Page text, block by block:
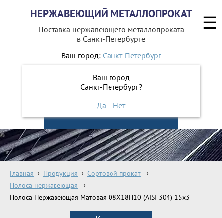
НЕРЖАВЕЮЩИЙ МЕТАЛЛОПРОКАТ
Поставка нержавеющего металлопроката
в Санкт-Петербурге
Ваш город: Санкт-Петербург
Ваш город
Санкт-Петербург?
Да
Нет
+7 (812)642-41-49
+7 (812)642-41-48
Главная Продукция
Сортовой прокат
Полоса нержавеющая
Полоса Нержавеющая Матовая 08Х18Н10 (AISI 304) 15х3
☰